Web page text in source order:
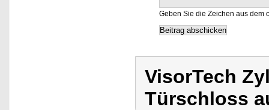
Geben Sie die Zeichen aus dem
VisorTech
Türschloss